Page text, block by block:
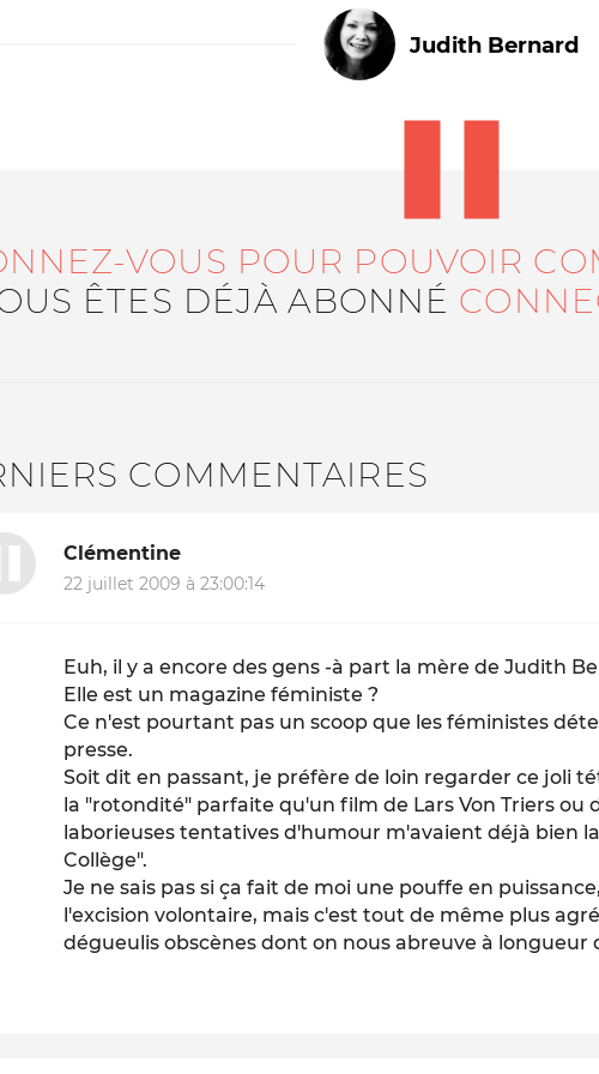
Le médiateur L'équipe
Judith Bernard
VOUS POUR POUVOIR
ÊTES DÉJÀ ABONNÉ
COMMENTAIRES
Clémentine
22 juillet 2009 à 23:00:14
Euh, il y a encore des gens -à part la mère de Judith
Elle est un magazine féministe ?
Ce n'est pourtant pas un scoop que les féministes
presse.
Soit dit en passant, je préfère de loin regarder ce joli
la "rotondité" parfaite qu'un film de Lars Von Triers ou
laborieuses tentatives d'humour m'avaient déjà bien
Collège".
Je ne sais pas si ça fait de moi une pouffe en
l'excision volontaire, mais c'est tout de même plus
dégueulis obscènes dont on nous abreuve à longueur